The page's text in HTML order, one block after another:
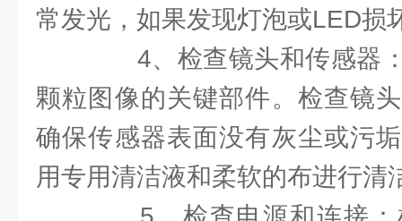
常发光，如果发现灯泡或LED损
4、检查镜头和传感器：
颗粒图像的关键部件。检查镜
确保传感器表面没有灰尘或污
用专用清洁液和柔软的布进行清